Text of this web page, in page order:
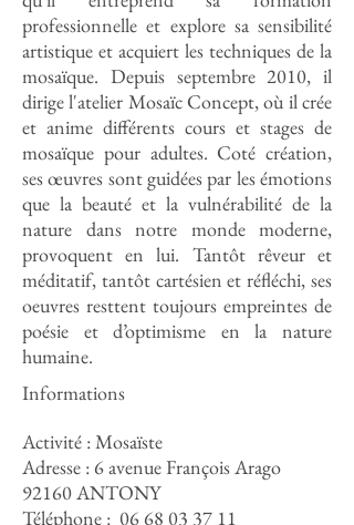
professionnelle et explore sa sensibilité
artistique et acquiert les techniques de la
mosaïque. Depuis septembre 2010, il
dirige l'atelier Mosaïc Concept, où il crée
et anime différents cours et stages de
mosaïque pour adultes. Coté création,
ses œuvres sont guidées par les émotions
que la beauté et la vulnérabilité de la
nature dans notre monde moderne,
provoquent en lui. Tantôt rêveur et
méditatif, tantôt cartésien et réfléchi, ses
oeuvres resttent toujours empreintes de
poésie et d’optimisme en la nature
humaine.
Informations
Activité : Mosaïste
Adresse : 6 avenue François Arago
92160 ANTONY
Téléphone : 06 68 03 37 11